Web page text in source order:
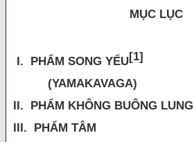
MỤC LỤC
I. PHẨM SONG YẾU[1]
(YAMAKAVAGA)
II. PHẨM KHÔNG BUÔNG LUNG
III. PHẨM TÂM